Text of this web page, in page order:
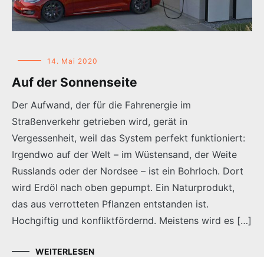
14. Mai 2020
Auf der Sonnenseite
Der Aufwand, der für die Fahrenergie im
Straßenverkehr getrieben wird, gerät in
Vergessenheit, weil das System perfekt funktioniert:
Irgendwo auf der Welt – im Wüstensand, der Weite
Russlands oder der Nordsee – ist ein Bohrloch. Dort
wird Erdöl nach oben gepumpt. Ein Naturprodukt,
das aus verrotteten Pflanzen entstanden ist.
Hochgiftig und konfliktfördernd. Meistens wird es […]
WEITERLESEN